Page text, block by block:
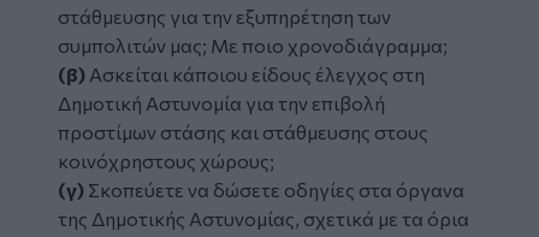
στάθμευσης για την εξυπηρέτηση των
συμπολιτών μας; Με ποιο χρονοδιάγραμμα;
(β) Ασκείται κάποιου είδους έλεγχος στη
Δημοτική Αστυνομία για την επιβολή
προστίμων στάσης και στάθμευσης στους
κοινόχρηστους χώρους;
(γ) Σκοπεύετε να δώσετε οδηγίες στα όργανα
της Δημοτικής Αστυνομίας, σχετικά με τα όρια